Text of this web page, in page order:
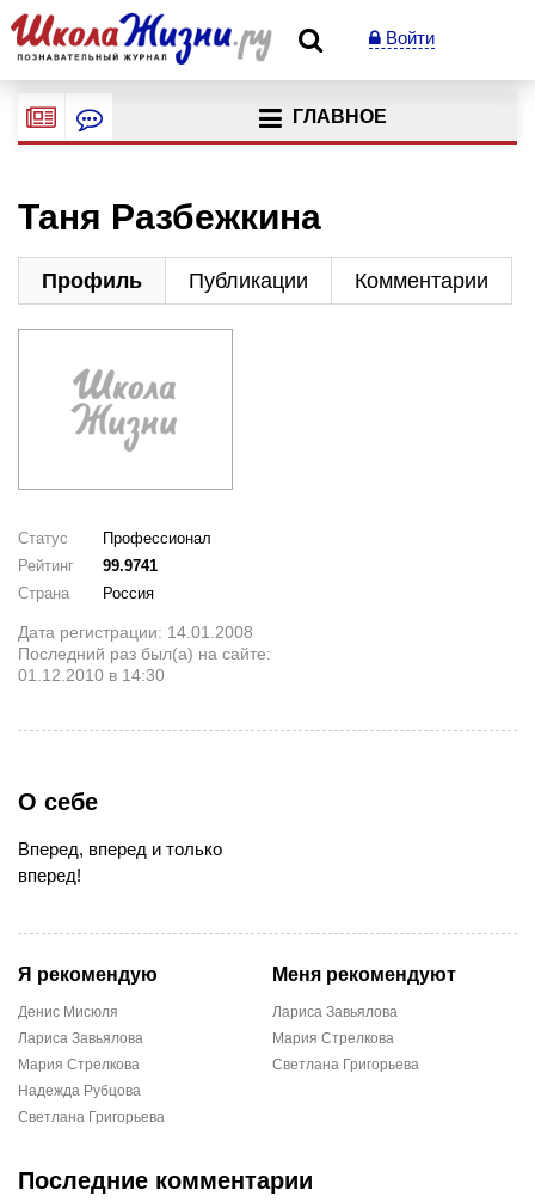
Войти
ГЛАВНОЕ
Таня Разбежкина
Профиль Публикации Комментарии
Статус
Профессионал
Рейтинг
99.9741
Страна
Россия
Дата регистрации: 14.01.2008
Последний раз был(а) на сайте:
01.12.2010 в 14:30
О себе
Вперед, вперед и только
вперед!
Я рекомендую
Денис Мисюля
Лариса Завьялова
Мария Стрелкова
Надежда Рубцова
Светлана Григорьева
Меня рекомендуют
Лариса Завьялова
Мария Стрелкова
Светлана Григорьева
Последние комментарии